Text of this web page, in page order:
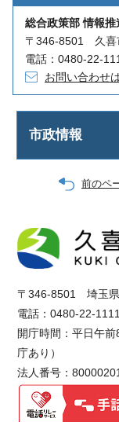
総合政策部 情報
〒346-8501 久喜
電話：0480-22-
お問い合わせ
市政情報
前のペ
〒346-8501 埼玉
電話：0480-22-1111
開庁時間：平日午
庁あり）
法人番号：